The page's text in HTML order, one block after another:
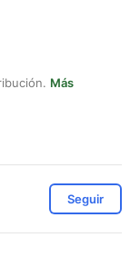
Más
Seguir